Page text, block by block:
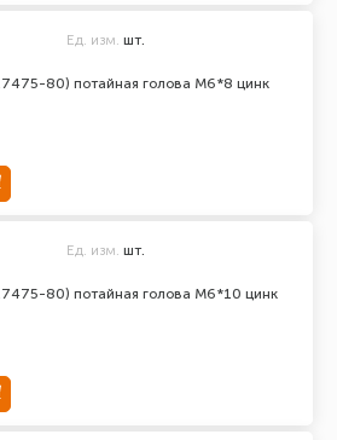
80) потайная голова М6*8 цинк
Ед. изм. шт.
80) потайная голова М6*10 цинк
Ед. изм. шт.